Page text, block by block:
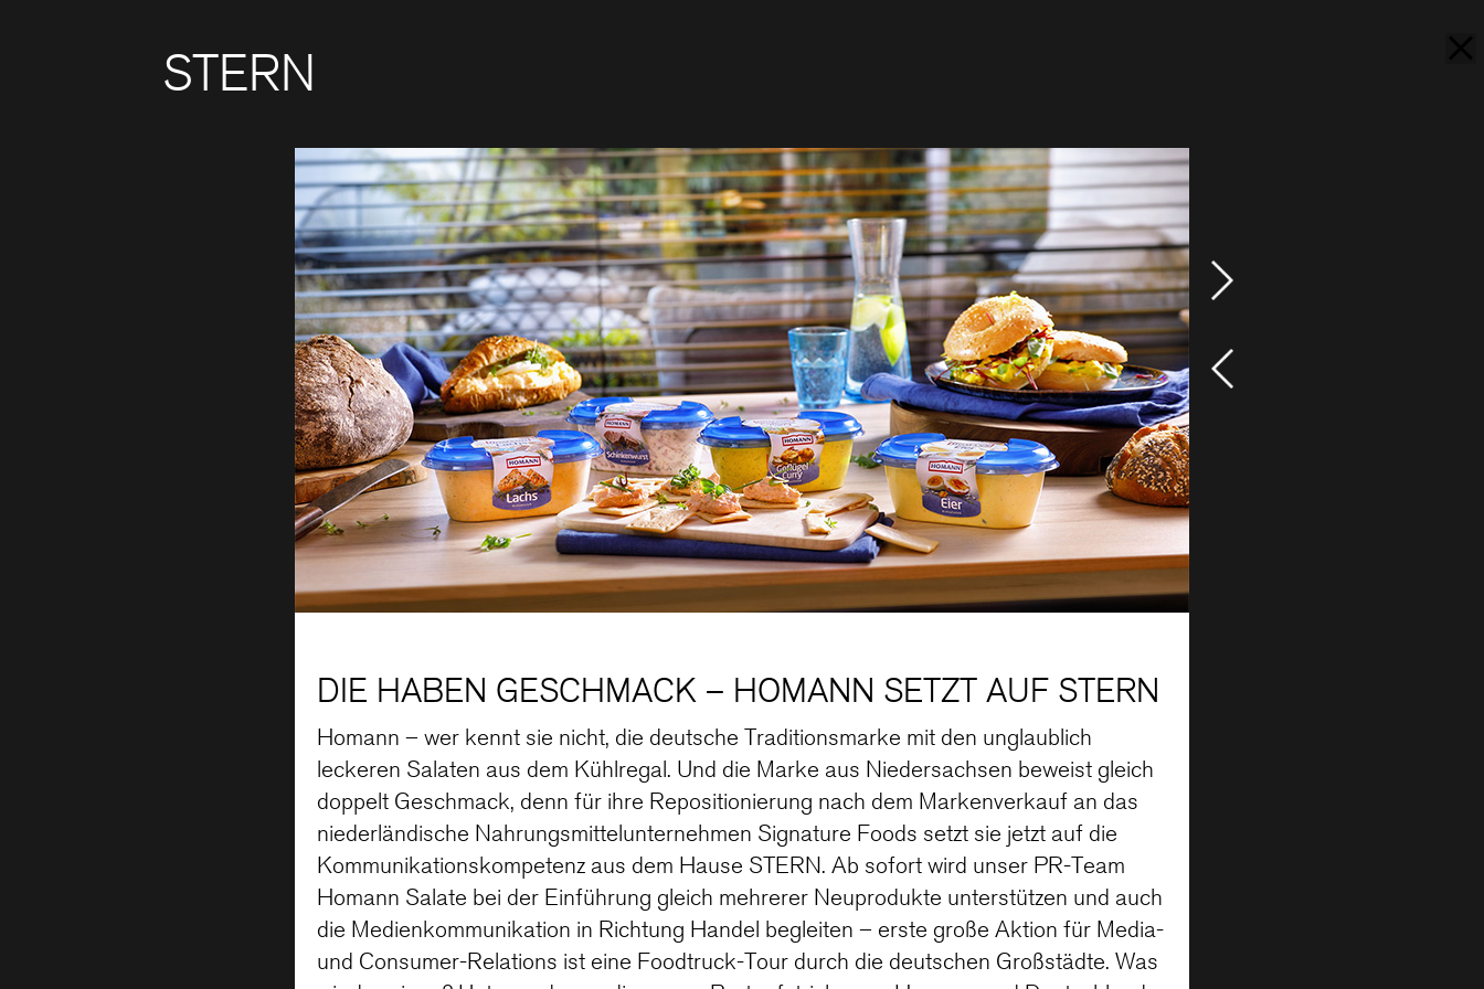
STERN
DIE HABEN GESCHMACK – HOMANN SETZT AUF STERN
Homann – wer kennt sie nicht, die deutsche Traditionsmarke mit den unglaublich
leckeren Salaten aus dem Kühlregal. Und die Marke aus Niedersachsen beweist gleich
doppelt Geschmack, denn für ihre Repositionierung nach dem Markenverkauf an das
niederländische Nahrungsmittelunternehmen Signature Foods setzt sie jetzt auf die
Kommunikationskompetenz aus dem Hause STERN. Ab sofort wird unser PR-Team
Homann Salate bei der Einführung gleich mehrerer Neuprodukte unterstützen und auch
die Medienkommunikation in Richtung Handel begleiten – erste große Aktion für Media-
und Consumer-Relations ist eine Foodtruck-Tour durch die deutschen Großstädte. Was